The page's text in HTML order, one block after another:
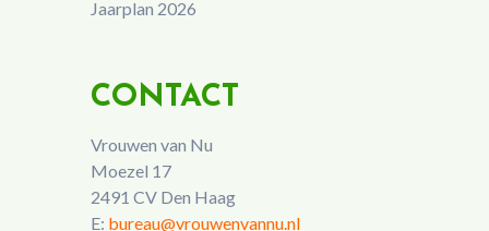
Jaarplan 2026
CONTACT
Vrouwen van Nu
Moezel 17
2491 CV Den Haag
E: bureau@vrouwenvannu.nl